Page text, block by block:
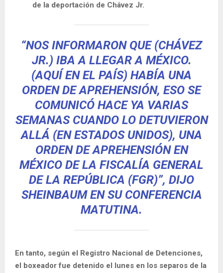
de la deportación de Chávez Jr.
“NOS INFORMARON QUE (CHÁVEZ
JR.) IBA A LLEGAR A MÉXICO.
(AQUÍ EN EL PAÍS) HABÍA UNA
ORDEN DE APREHENSIÓN, ESO SE
COMUNICÓ HACE YA VARIAS
SEMANAS CUANDO LO DETUVIERON
ALLÁ (EN ESTADOS UNIDOS), UNA
ORDEN DE APREHENSIÓN EN
MÉXICO DE LA FISCALÍA GENERAL
DE LA REPÚBLICA (FGR)”, DIJO
SHEINBAUM EN SU CONFERENCIA
MATUTINA.
En tanto, según el Registro Nacional de Detenciones,
el boxeador fue detenido el lunes en los separos de la